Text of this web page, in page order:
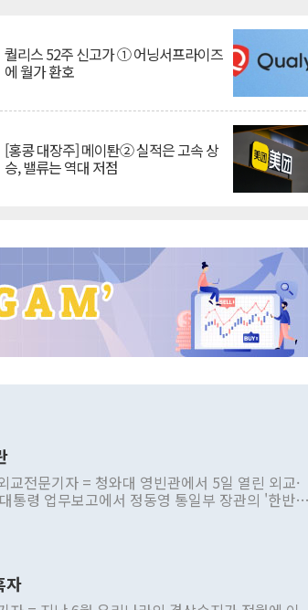
퀄리스 52주 신고가 ① 어닝서프라이즈
에 월가 환호
[홍콩 대장주] 메이퇀② 실적은 고속 상
승, 밸류는 역대 저점
교전문기자 = 청와대 영빈관에서 5일 열린 외교·
통령 업무보고에서 정동영 통일부 장관의 '한반도
을 거치지 않은 사안을 정책으로 추진하겠다고 공
실적 구상'이라는 비판을 내놨다. 그동안 정 장
이 물의를 빚은 적은 여러 번 있지만 대통령과 유
자